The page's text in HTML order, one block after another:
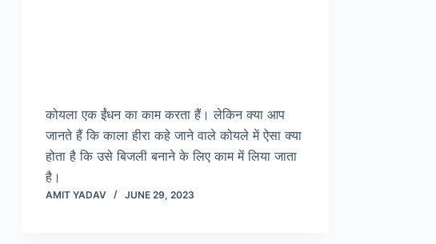
कोयला एक ईंधन का काम करता हैं। लेकिन क्या आप
जानते हैं कि काला हीरा कहे जाने वाले कोयले में ऐसा क्या
होता है कि उसे बिजली बनाने के लिए काम में लिया जाता
है।
AMIT YADAV JUNE 29, 2023